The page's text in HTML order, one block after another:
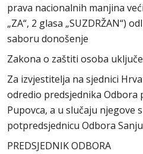
prava nacionalnih manjina
„ZA“, 2 glasa „SUZDRŽAN“)
saboru donošenje
Zakona o zaštiti osoba
Za izvjestitelja na sjednici
odredio predsjednika Odbora
Pupovca, a u slučaju njegove
potpredsjednicu Odbora
PREDSJEDNIK ODBORA